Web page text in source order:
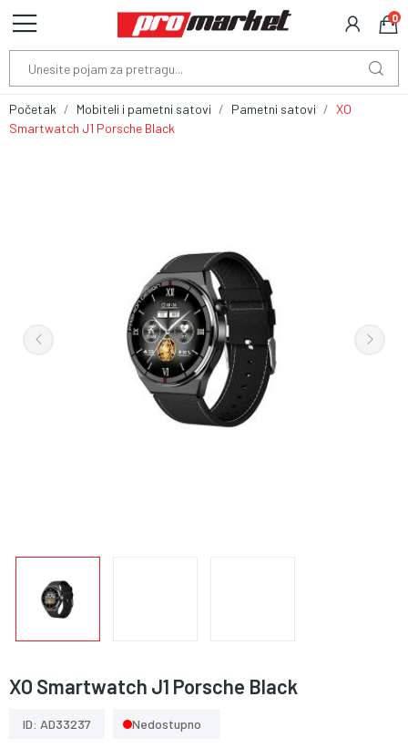
0
Početak Mobiteli i pametni satovi Pametni satovi
XO
Smartwatch J1 Porsche Black
XO Smartwatch J1 Porsche Black
ID: AD33237 Nedostupno